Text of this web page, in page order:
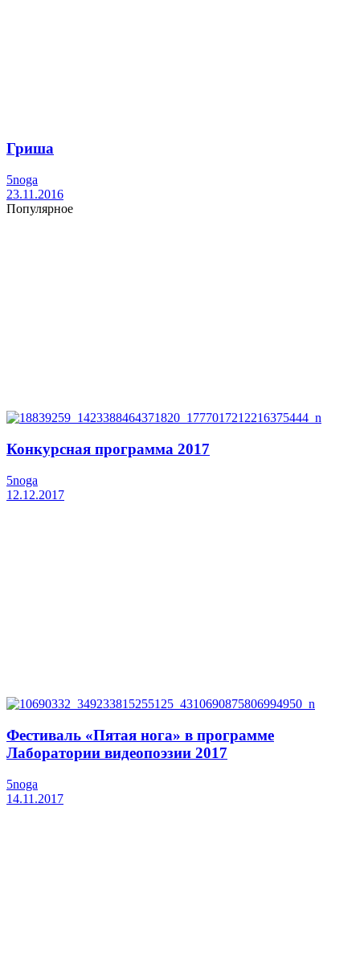
Гриша
5noga
23.11.2016
Популярное
Конкурсная программа 2017
5noga
12.12.2017
Фестиваль «Пятая нога» в программе
Лаборатории видеопоэзии 2017
5noga
14.11.2017